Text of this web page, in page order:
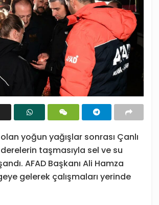
yoğun yağışlar sonrası Çanlı
taşmasıyla sel ve su
AFAD Başkanı Ali Hamza
gelerek çalışmaları yerinde